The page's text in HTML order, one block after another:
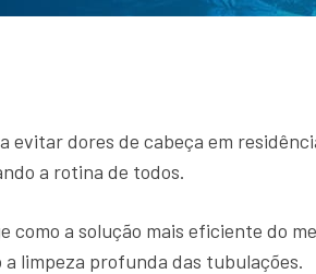
evitar dores de cabeça em
a rotina de todos.
como a solução mais eficiente do
limpeza profunda das tubulações.